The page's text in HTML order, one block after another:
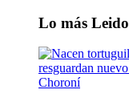
Lo más Leido